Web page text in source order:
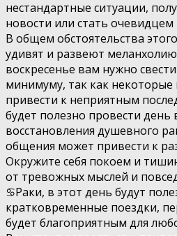
нестандартные ситуации,
новости или стать очевидцем
В общем обстоятельства
удивят и развеют
воскресенье вам нужно
минимуму, так как некоторые
привести к неприятным
будет полезно провести день
восстановления душевного
общения может привести к
Окружите себя покоем и
от тревожных мыслей и
♋️Раки, в этот день будут
кратковременные поездки,
будет благоприятным для